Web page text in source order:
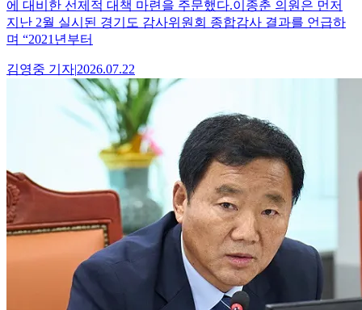
에 대비한 선제적 대책 마련을 주문했다.이종춘 의원은 먼저
지난 2월 실시된 경기도 감사위원회 종합감사 결과를 언급하
며 “2021년부터
김영중 기자|2026.07.22